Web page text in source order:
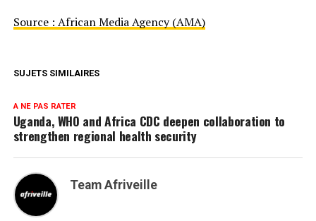
Source : African Media Agency (AMA)
SUJETS SIMILAIRES
A NE PAS RATER
Uganda, WHO and Africa CDC deepen collaboration to
strengthen regional health security
Team Afriveille